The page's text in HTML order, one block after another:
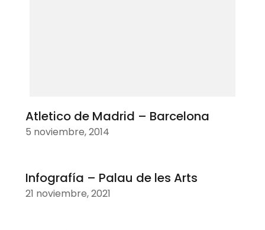
Atletico de Madrid – Barcelona
5 noviembre, 2014
Infografía – Palau de les Arts
21 noviembre, 2021